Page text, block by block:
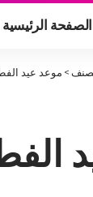
الصفحة الرئيسية
> موعد عيد